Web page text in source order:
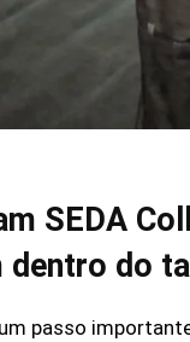
SEDA
dentro do
passo